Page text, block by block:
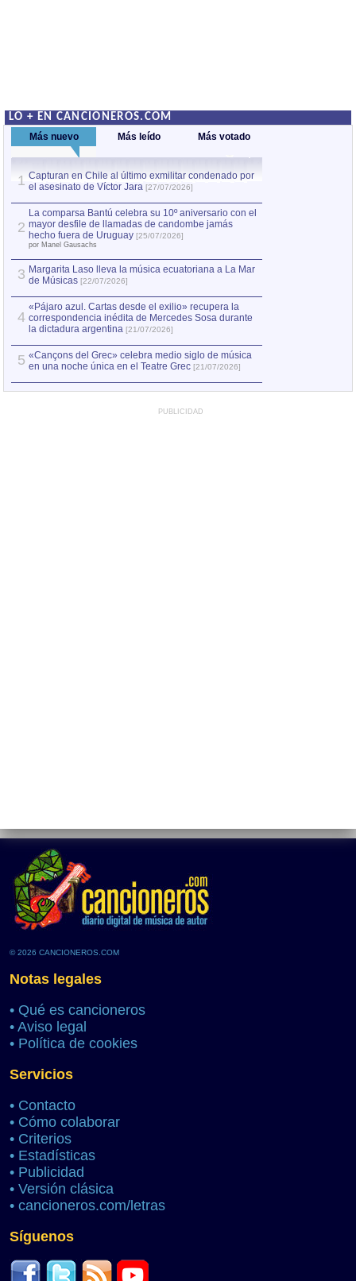
LO + EN CANCIONEROS.COM
Más nuevo Más leído Más votado
1 Capturan en Chile al último exmilitar condenado por
el asesinato de Víctor Jara [27/07/2026]
2
La comparsa Bantú celebra su 10º aniversario con el
mayor desfile de llamadas de candombe jamás
hecho fuera de Uruguay [25/07/2026]
por Manel Gausachs
3 Margarita Laso lleva la música ecuatoriana a La Mar
de Músicas [22/07/2026]
4
«Pájaro azul. Cartas desde el exilio» recupera la
correspondencia inédita de Mercedes Sosa durante
la dictadura argentina [21/07/2026]
5 «Cançons del Grec» celebra medio siglo de música
en una noche única en el Teatre Grec [21/07/2026]
PUBLICIDAD
© 2026 CANCIONEROS.COM
Notas legales
• Qué es cancioneros
• Aviso legal
• Política de cookies
Servicios
• Contacto
• Cómo colaborar
• Criterios
• Estadísticas
• Publicidad
• Versión clásica
• cancioneros.com/letras
Síguenos